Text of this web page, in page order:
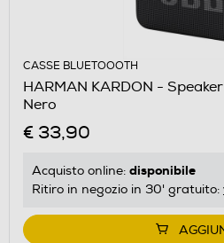
CASSE BLUETOOOTH
HARMAN KARDON -
Nero
€ 33,90
Acquisto online: disponibile
Ritiro in negozio in 30' gratuito: